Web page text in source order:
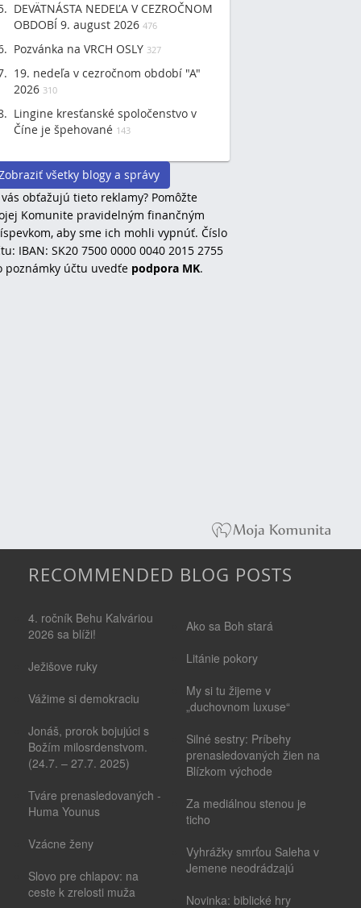
DEVÄTNÁSTA NEDEĽA V CEZROČNOM
OBDOBÍ 9. august 2026 476
Pozvánka na VRCH OSLY 327
19. nedeľa v cezročnom období "A"
2026 310
Lingine kresťanské spoločenstvo v
Číne je špehované 143
všetky blogy a správy
obťažujú tieto reklamy? Pomôžte
Komunite pravidelným finančným
aby sme ich mohli vypnúť. Číslo
IBAN: SK20 7500 0000 0040 2015 2755
poznámky účtu uvedťe podpora MK.
RECOMMENDED BLOG POSTS
4. ročník Behu Kalváriou
2026 sa blíži!
Ježišove ruky
Vážime si demokraciu
Jonáš, prorok bojujúci s
Božím milosrdenstvom.
(24.7. – 27.7. 2025)
Tváre prenasledovaných -
Huma Younus
Vzácne ženy
Slovo pre chlapov: na
ceste k zrelosti muža
Ako sa Boh stará
Litánie pokory
My si tu žijeme v
„duchovnom luxuse“
Silné sestry: Príbehy
prenasledovaných žien na
Blízkom východe
Za mediálnou stenou je
ticho
Vyhrážky smrťou Saleha v
Jemene neodrádzajú
Novinka: biblické hry